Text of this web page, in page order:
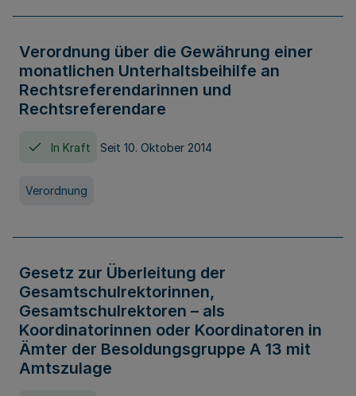
Verordnung über die Gewährung einer
monatlichen Unterhaltsbeihilfe an
Rechtsreferendarinnen und
Rechtsreferendare
In Kraft Seit 10. Oktober 2014
Verordnung
Gesetz zur Überleitung der
Gesamtschulrektorinnen,
Gesamtschulrektoren – als
Koordinatorinnen oder Koordinatoren in
Ämter der Besoldungsgruppe A 13 mit
Amtszulage